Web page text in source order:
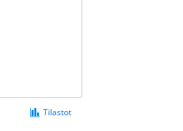
Tilastot